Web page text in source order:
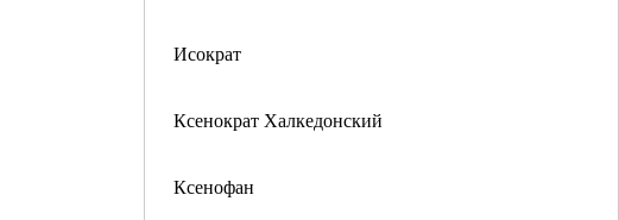
Исократ
Ксенократ Халкедонский
Ксенофан